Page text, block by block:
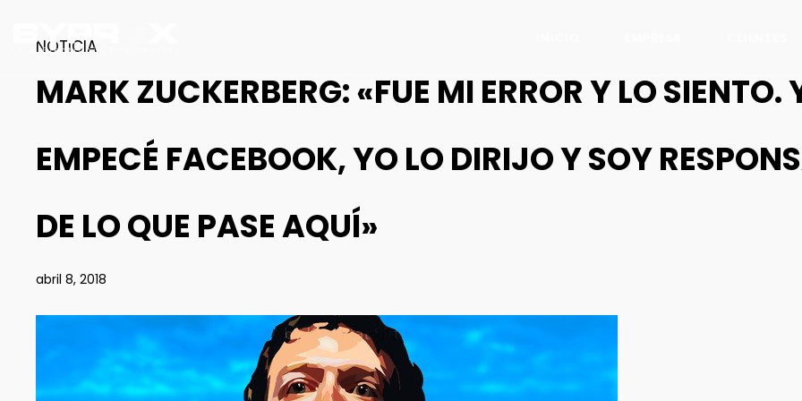
NOTICIA
MARK ZUCKERBERG: «FUE MI ERROR Y LO SIENTO.
EMPECÉ FACEBOOK, YO LO DIRIJO Y SOY
DE LO QUE PASE AQUÍ»
abril 8, 2018